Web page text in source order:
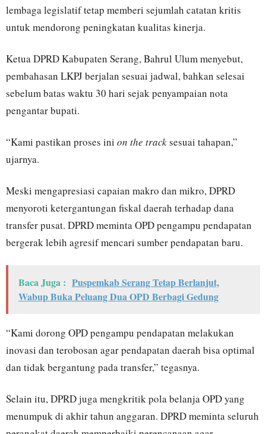
lembaga legislatif tetap memberi sejumlah catatan kritis
untuk mendorong peningkatan kualitas kinerja.
Ketua DPRD Kabupaten Serang, Bahrul Ulum menyebut,
pembahasan LKPJ berjalan sesuai jadwal, bahkan selesai
sebelum batas waktu 30 hari sejak penyampaian nota
pengantar bupati.
“Kami pastikan proses ini on the tracksesuai tahapan,”
ujarnya.
Meski mengapresiasi capaian makro dan mikro, DPRD
menyoroti ketergantungan fiskal daerah terhadap dana
transfer pusat. DPRD meminta OPD pengampu pendapatan
bergerak lebih agresif mencari sumber pendapatan baru.
Baca Juga : Puspemkab Serang Tetap Berlanjut,
Wabup Buka Peluang Dua OPD Berbagi Gedung
“Kami dorong OPD pengampu pendapatan melakukan
inovasi dan terobosan agar pendapatan daerah bisa optimal
dan tidak bergantung pada transfer,” tegasnya.
Selain itu, DPRD juga mengkritik pola belanja OPD yang
menumpuk di akhir tahun anggaran. DPRD meminta seluruh